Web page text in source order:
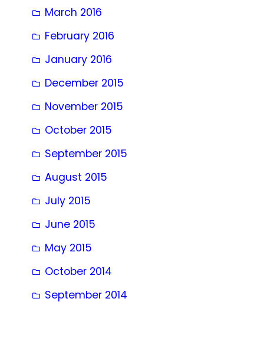
March 2016
February 2016
January 2016
December 2015
November 2015
October 2015
September 2015
August 2015
July 2015
June 2015
May 2015
October 2014
September 2014